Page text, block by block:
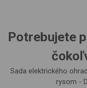
Potrebujete
Sada elektrického
rysom -